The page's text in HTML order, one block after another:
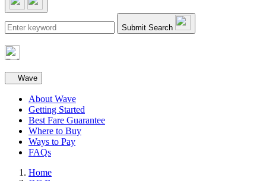
Submit Search
Secondary navigation
Wave
About Wave
Getting Started
Best Fare Guarantee
Where to Buy
Ways to Pay
FAQs
Home